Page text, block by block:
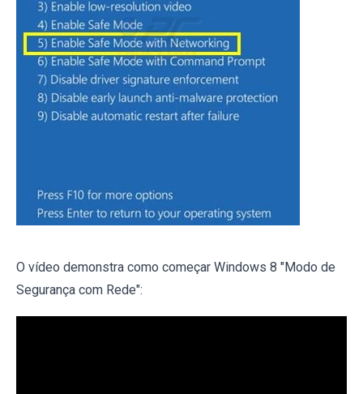
O vídeo demonstra como começar Windows 8 "Modo de
Segurança com Rede":